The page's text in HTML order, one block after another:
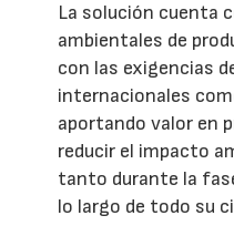
La solución cuenta
ambientales de
con las exigencias
internacionales
aportando valor en
reducir el impacto
tanto durante la
lo largo de todo su